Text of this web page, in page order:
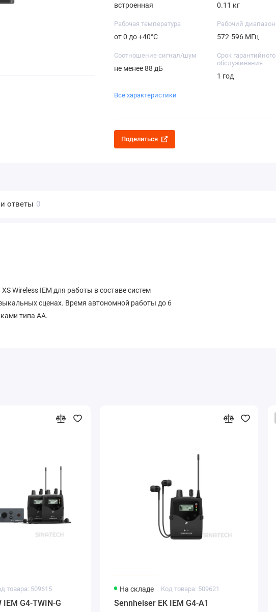
встроенная 0.11 кг
Рабочая температура
от 0 до +40°C
Рабочий диапазон
572-596 MГц
Соотношение сигнал/шум
не менее 88 дБ
Срок гарантийного
обслуживания
1 год
Все характеристики
Поделиться
ответы 0
Wireless IEM для работы в составе систем
сценах. Время автономной работы до 6
типа АА.
товара: 509615
G4-TWIN-G
На складе Код товара: 509621
Sennheiser EK IEM G4-A1